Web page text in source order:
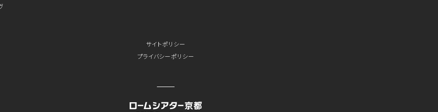
サイトポリシー
プライバシーポリシー